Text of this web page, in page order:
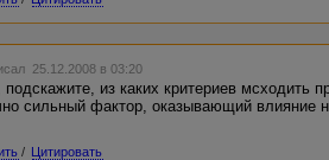
25.12.2008 в 03:20
из каких критериев мсходить
сильный фактор, оказывающий влияние
/ Цитировать